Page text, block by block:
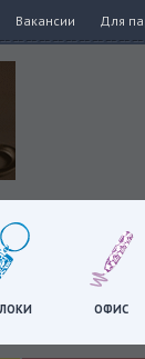
Вакансии Для
ОФИС